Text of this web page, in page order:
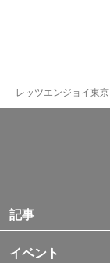
レッツエンジョイ東京
記事
イベント